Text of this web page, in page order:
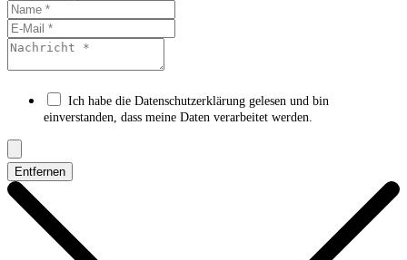
Ich habe die Datenschutzerklärung gelesen und bin
einverstanden, dass meine Daten verarbeitet werden.
Entfernen